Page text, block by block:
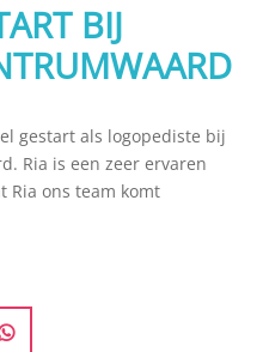
BIJ
gestart als logopediste bij
Ria is een zeer ervaren
Ria ons team komt